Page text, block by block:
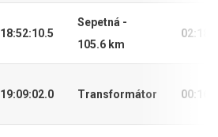
18:52:10.5
Sepetná -
105.6 km
19:09:02.0 Transformátor